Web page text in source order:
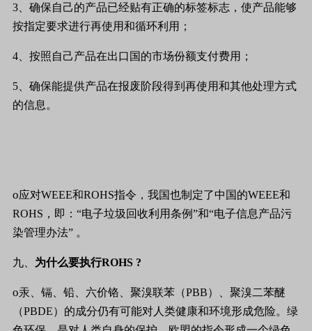
3 、确保自己的产品已经贴有正确的标签标志，使产品能够
按指定要求进行再使用和循环利用；
4 、按照自己产品在出口国的市场份额支付费用；
5 、确保能提供产品在报废阶段得到再使用和其他处理方式
的信息。
o应对WEEE和ROHS指令，我国也制定了中国的WEEE和
ROHS ，即： “电子垃圾回收利用条例”和“电子信息产品污
染管理办法” 。
九、 为什么要执行ROHS ?
o汞、镉、铅、六价铬、聚溴联苯（PBB）、聚溴二苯醚
（PBDE）的成分仍有可能对人类健康和环境形成危险。绿